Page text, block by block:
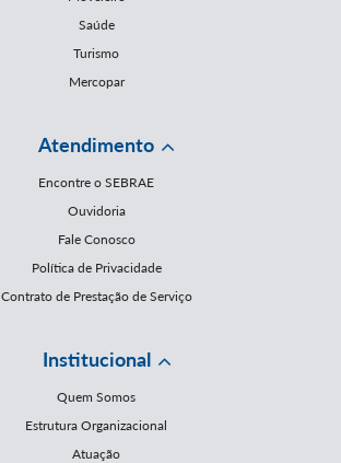
Saúde
Turismo
Mercopar
Atendimento
Encontre o SEBRAE
Ouvidoria
Fale Conosco
Política de Privacidade
Contrato de Prestação de Serviço
Institucional
Quem Somos
Estrutura Organizacional
Atuação